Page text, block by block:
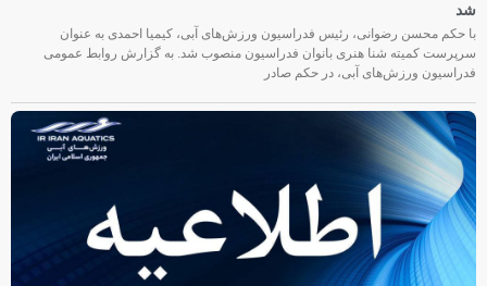
شد
با حکم محسن رضوانی، رئیس فدراسیون ورزش‌های آبی، کیمیا احمدی به عنوان
سرپرست کمیته شنا هنری بانوان فدراسیون منصوب شد. به گزارش روابط عمومی
فدراسیون ورزش‌های آبی، در حکم صادر